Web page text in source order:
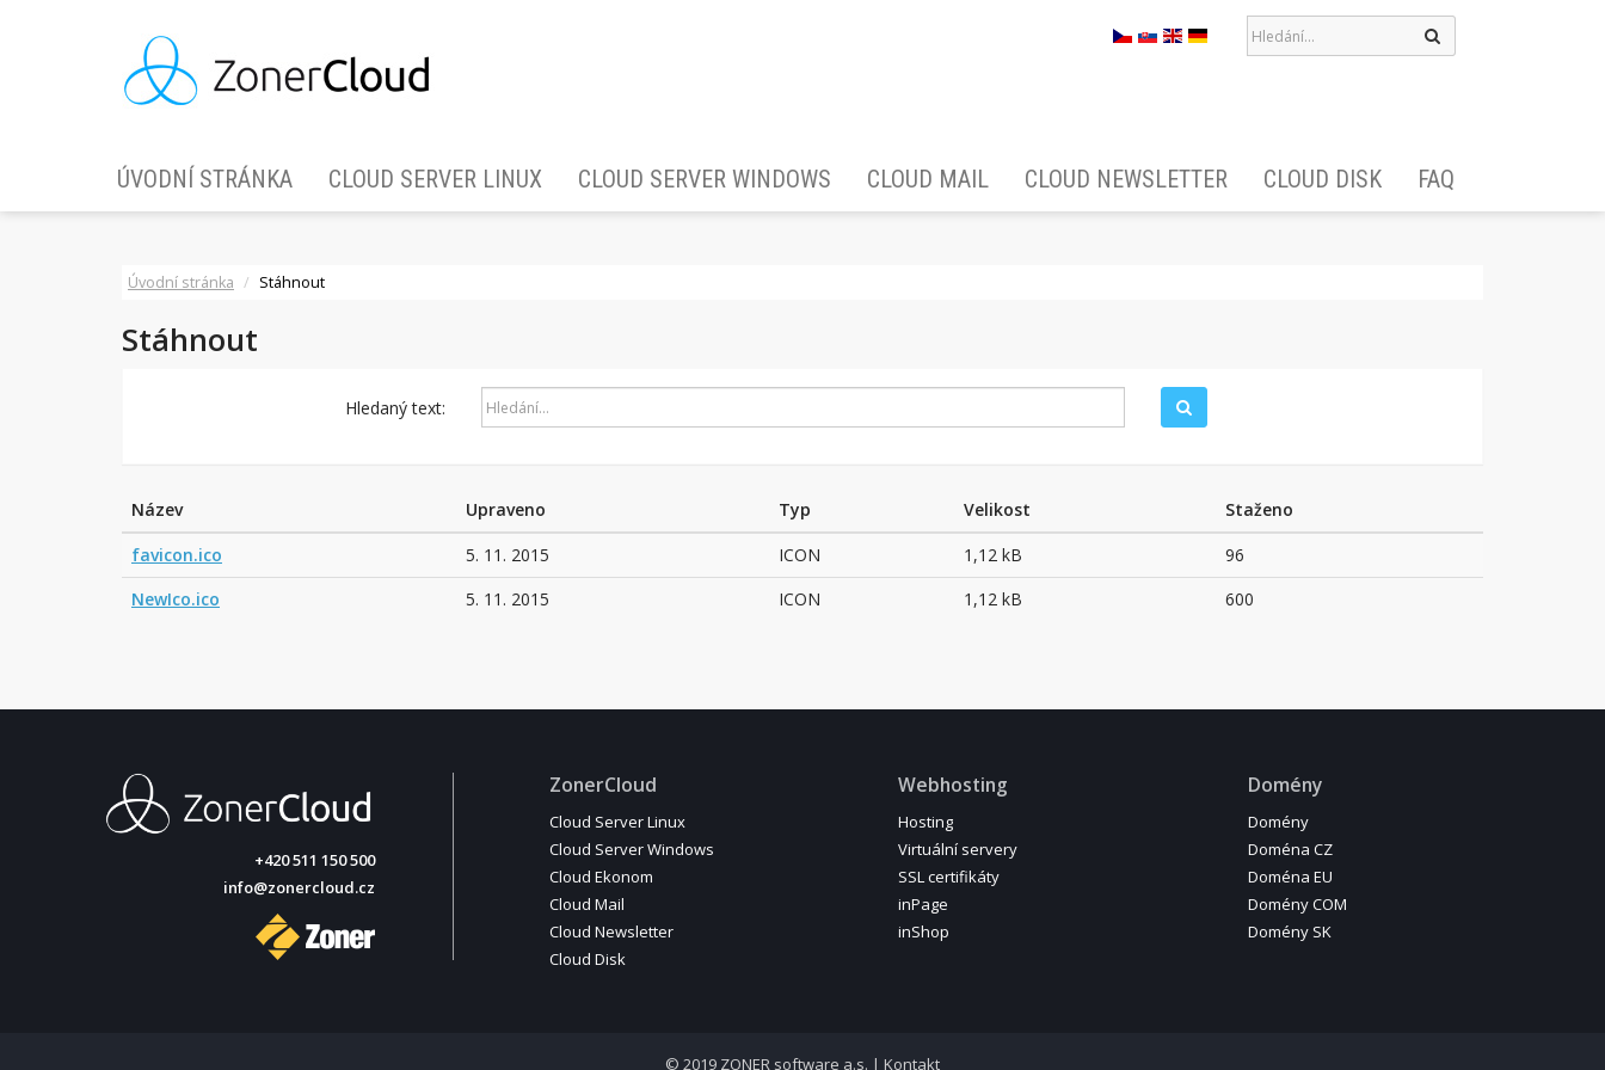
ÚVODNÍ STRÁNKA CLOUD SERVER LINUX CLOUD SERVER WINDOWS CLOUD MAIL CLOUD NEWSLETTER CLOUD DISK FAQ
Úvodní stránka Stáhnout
Stáhnout
Hledaný text:
Název Upraveno Typ Velikost
Staženo
favicon.ico
5. 11. 2015 ICON 1,12 kB
96
NewIco.ico
5. 11. 2015 ICON 1,12 kB 600
+420 511 150 500
info@zonercloud.cz
ZonerCloud
Cloud Server Linux
Cloud Server Windows
Cloud Ekonom
Cloud Mail
Cloud Newsletter
Cloud Disk
Webhosting
Hosting
Virtuální servery
SSL certifikáty
inPage
inShop
Domény
Domény
Doména CZ
Doména EU
Domény COM
Domény SK
© 2019 ZONER software a.s. | Kontakt